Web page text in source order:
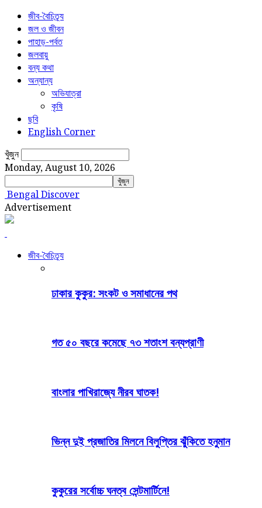
জীব-বৈচিত্র্য
জল ও জীবন
পাহাড়-পর্বত
জলবায়ু
বন্য কথা
অন্যান্য
অভিযাত্রা
কৃষি
ছবি
English Corner
খুঁজুন
Monday, August 10, 2026
Bengal Discover
Advertisement
জীব-বৈচিত্র্য
ঢাকার কুকুর: সংকট ও সমাধানের পথ
গত ৫০ বছরে কমেছে ৭৩ শতাংশ বন্যপ্রাণী
বাংলার পাখিরাজ্যে নীরব ঘাতক!
ভিন্ন দুই প্রজাতির মিলনে বিলুপ্তির ঝুঁকিতে হনুমান
কুকুরের সর্বোচ্চ ঘনত্ব সেন্টমার্টিনে!